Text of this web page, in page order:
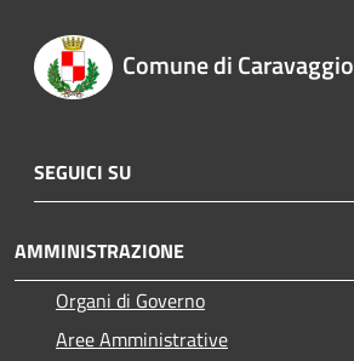
Comune di Caravaggio
SEGUICI SU
AMMINISTRAZIONE
Organi di Governo
Aree Amministrative